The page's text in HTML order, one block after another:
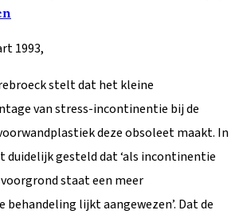
1993,
stelt dat het kleine
van stress-incontinentie bij de
deze obsoleet maakt. In
duidelijk gesteld dat ‘als incontinentie
staat een meer
behandeling lijkt aangewezen’. Dat de